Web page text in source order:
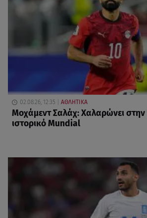
02.08.26, 12:35 ΑΘΛΗΤΙΚΑ
Μοχάμεντ Σαλάχ: Χαλαρώνει
ιστορικό Mundial